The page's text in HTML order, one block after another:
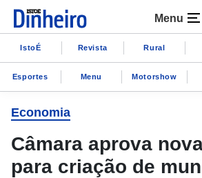
Menu
IstoÉ Revista Rural
Esportes Menu Motorshow
Economia
Câmara aprova
para criação de